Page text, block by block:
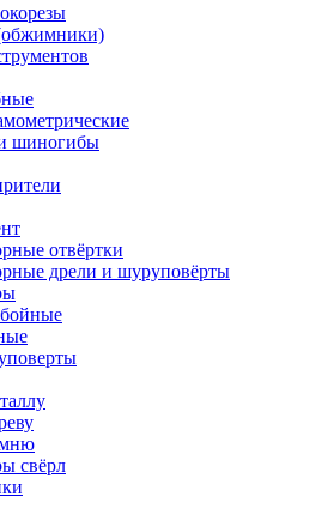
шиногибы
отвёртки
дрели и шуруповёрты
свёрл